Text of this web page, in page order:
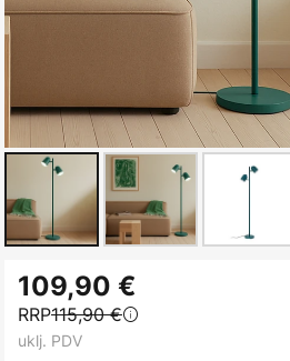
to
the
beginning
109,90 €
RRP115,90 €
uklj. PDV